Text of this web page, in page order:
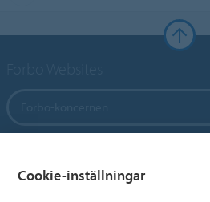
Cookie-inställningar